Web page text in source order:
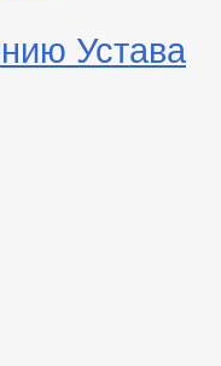
Устава